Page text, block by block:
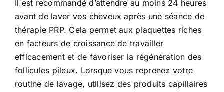
Il est recommandé d’attendre au moins 24 heures
avant de laver vos cheveux après une séance de
thérapie PRP. Cela permet aux plaquettes riches
en facteurs de croissance de travailler
efficacement et de favoriser la régénération des
follicules pileux. Lorsque vous reprenez votre
routine de lavage, utilisez des produits capillaires